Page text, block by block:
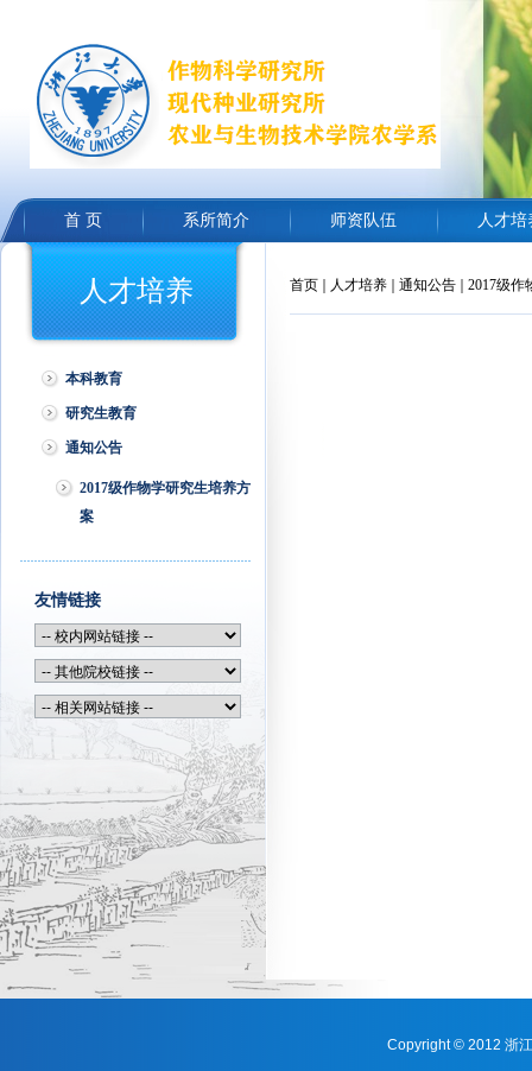
首 页 系所简介 师资队伍 人才培
人才培养
本科教育
研究生教育
通知公告
2017级作物学研究生培养方
案
友情链接
首页 人才培养 通知公告 2017级作
Copyright © 2012 浙